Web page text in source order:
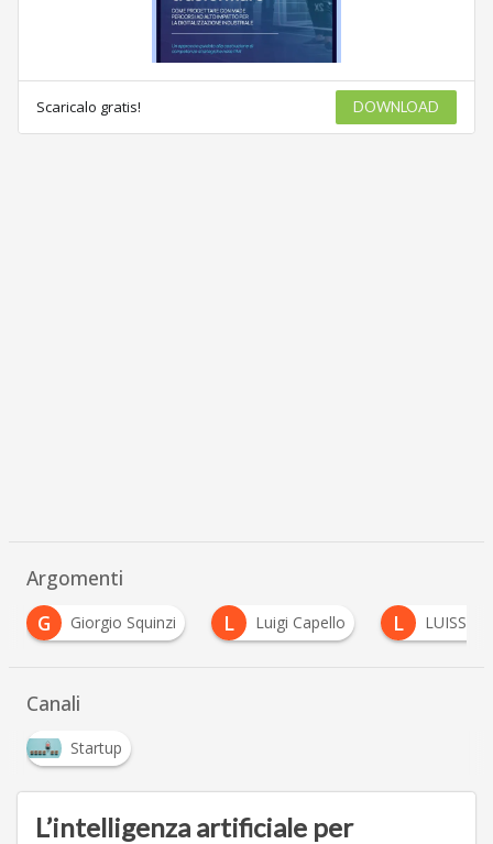
Scaricalo gratis! DOWNLOAD
Argomenti
Squinzi L Luigi Capello L
LUISS ENLABS
Canali
Startup
L’intelligenza artificiale per